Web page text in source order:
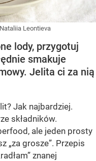
Nataliia Leontieva
lody, przygotuj
smakuje
Jelita ci za nią
Jak najbardziej.
składników.
ale jeden prosty
„za grosze”. Przepis
znanej